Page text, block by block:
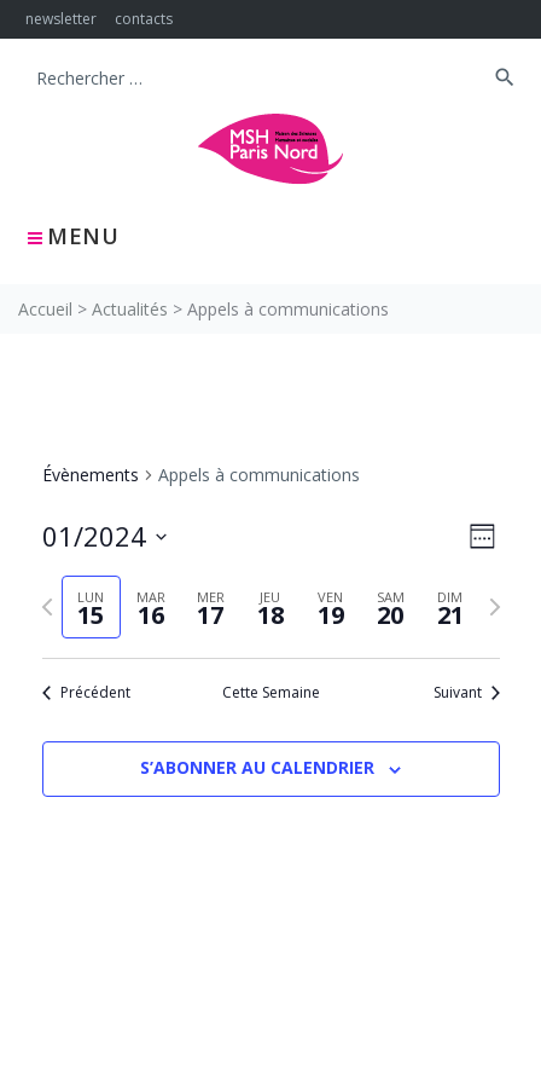
Skip
to
newsletter contacts
MENU
Search
search
Accueil > Actualités > Appels à communications
Évènements Appels à communications
PAR
de
SEMAINE
01/2024
la
date
LUN
15
MAR
16
MER
17
JEU
18
VEN
19
SAM
20
DIM
21
Semaine
précédente
Précédent Cette Semaine Suivant
S’ABONNER AU CALENDRIER